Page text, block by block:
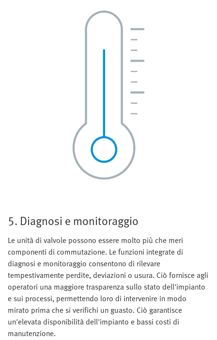
5. Diagnosi e monitoraggio
Le unità di valvole possono essere molto più che meri
componenti di commutazione. Le funzioni integrate di
diagnosi e monitoraggio consentono di rilevare
tempestivamente perdite, deviazioni o usura. Ciò fornisce agli
operatori una maggiore trasparenza sullo stato dell'impianto
e sui processi, permettendo loro di intervenire in modo
mirato prima che si verifichi un guasto. Ciò garantisce
un'elevata disponibilità dell'impianto e bassi costi di
manutenzione.